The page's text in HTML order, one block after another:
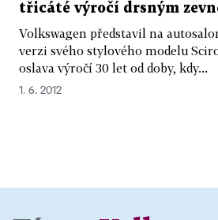
třicáté výročí drsným
Volkswagen představil na
verzi svého stylového modelu
oslava výročí 30 let od doby, kdy...
1. 6. 2012